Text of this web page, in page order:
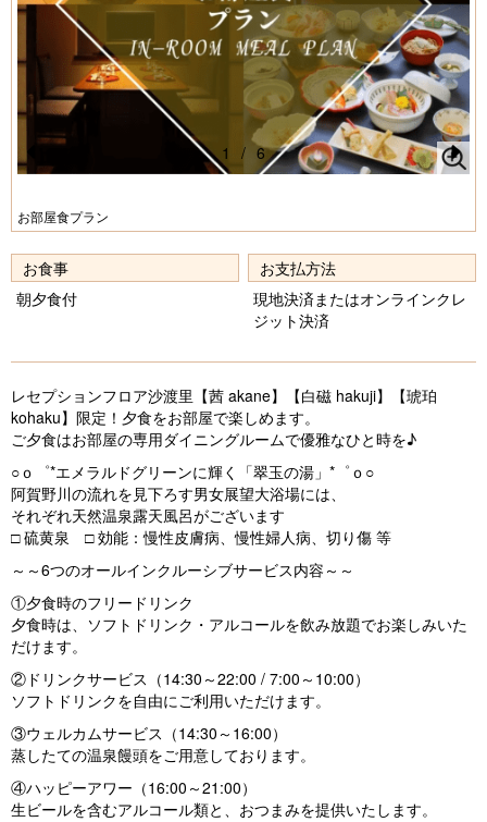
Pr
e
o
u
お部屋食プラン
N
1 / 6
お食事
朝夕食付
お支払方法
現地決済またはオンラインクレ
ジット決済
レセプションフロア沙渡里【茜 akane】【白磁 hakuji】【琥珀
kohaku】限定！夕食をお部屋で楽しめます。
ご夕食はお部屋の専用ダイニングルームで優雅なひと時を♪
○ｏ゜*エメラルドグリーンに輝く「翠玉の湯」*゜ｏ○
阿賀野川の流れを見下ろす男女展望大浴場には、
それぞれ天然温泉露天風呂がございます
□ 硫黄泉 □ 効能：慢性皮膚病、慢性婦人病、切り傷 等
～～6つのオールインクルーシブサービス内容～～
①夕食時のフリードリンク
夕食時は、ソフトドリンク・アルコールを飲み放題でお楽しみいた
だけます。
②ドリンクサービス（14:30～22:00 / 7:00～10:00）
ソフトドリンクを自由にご利用いただけます。
③ウェルカムサービス（14:30～16:00）
蒸したての温泉饅頭をご用意しております。
④ハッピーアワー（16:00～21:00）
生ビールを含むアルコール類と、おつまみを提供いたします。